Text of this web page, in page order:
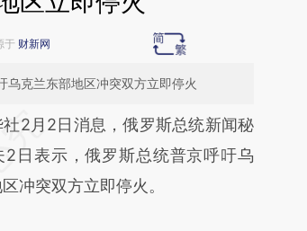
于 财新网
乌克兰东部地区冲突双方立即停火
结开头增加这段话：本文由第三方
于财新文章
i4L8Dxdg]
月2日消息，俄罗斯总统新闻秘
2日表示，俄罗斯总统普京呼吁乌
冲突双方立即停火。